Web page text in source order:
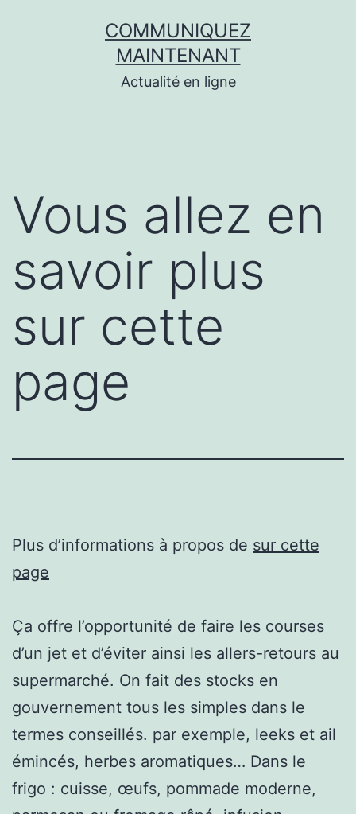
COMMUNIQUEZ
MAINTENANT
Actualité en ligne
Vous allez en
savoir plus
sur cette
page
Plus d’informations à propos de sur cette
page
Ça offre l’opportunité de faire les courses
d’un jet et d’éviter ainsi les allers-retours au
supermarché. On fait des stocks en
gouvernement tous les simples dans le
termes conseillés. par exemple, leeks et ail
émincés, herbes aromatiques… Dans le
frigo : cuisse, œufs, pommade moderne,